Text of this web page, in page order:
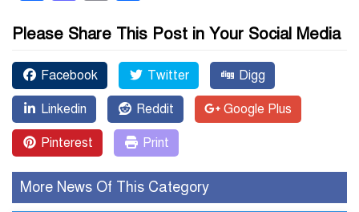
Please Share This Post in Your Social Media
Facebook Twitter Digg
Linkedin Reddit Google Plus
Pinterest Print
More News Of This Category